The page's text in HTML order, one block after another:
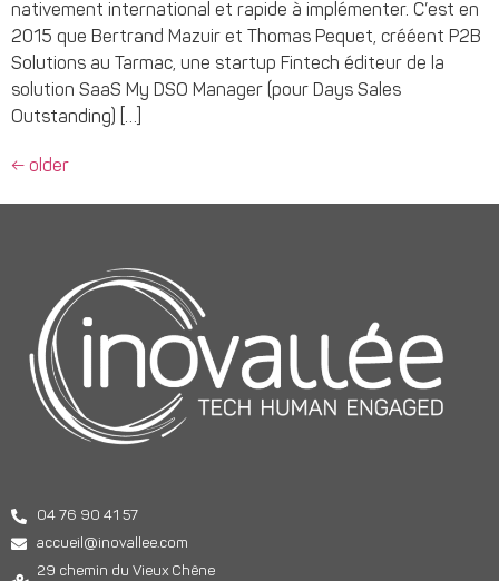
nativement international et rapide à implémenter. C’est en
2015 que Bertrand Mazuir et Thomas Pequet, crééent P2B
Solutions au Tarmac, une startup Fintech éditeur de la
solution SaaS My DSO Manager (pour Days Sales
Outstanding) […]
← older
04 76 90 41 57
accueil@inovallee.com
29 chemin du Vieux Chêne